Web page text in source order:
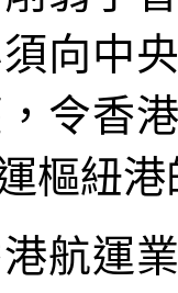
向中
令香
樞紐
航運